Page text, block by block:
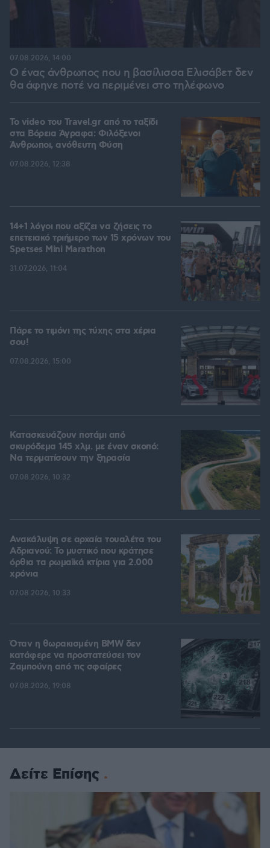
Ο ένας άνθρωπος που η βασίλισσα Ελισάβετ δεν
θα άφηνε ποτέ να περιμένει στο τηλέφωνο
07.08.2026, 14:00
To video του Travel.gr από το ταξίδι
στα Βόρεια Άγραφα: Φιλόξενοι
Άνθρωποι, ανόθευτη Φύση
07.08.2026, 12:38
14+1 λόγοι που αξίζει να ζήσεις το
επετειακό τριήμερο των 15 χρόνων του
Spetses Mini Marathon
31.07.2026, 11:04
Πάρε το τιμόνι της τύχης στα χέρια
σου!
07.08.2026, 15:00
Κατασκευάζουν ποτάμι από
σκυρόδεμα 145 χλμ. με έναν σκοπό:
Να τερματίσουν την ξηρασία
07.08.2026, 10:32
Ανακάλυψη σε αρχαία τουαλέτα του
Αδριανού: Το μυστικό που κράτησε
όρθια τα ρωμαϊκά κτίρια για 2.000
χρόνια
07.08.2026, 10:33
Όταν η θωρακισμένη BMW δεν
κατάφερε να προστατεύσει τον
Ζαμπούνη από τις σφαίρες
07.08.2026, 19:08
Δείτε Επίσης